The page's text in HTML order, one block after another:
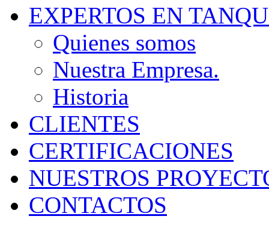
EXPERTOS EN
Quienes somos
Nuestra Empresa.
Historia
CLIENTES
CERTIFICACIONES
NUESTROS
CONTACTOS